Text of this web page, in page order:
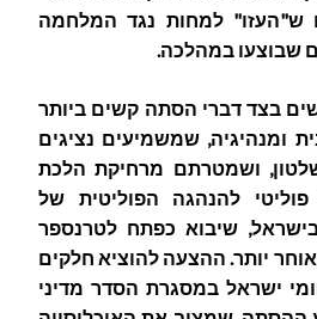
ש"העזו" למחות נגד המלחמה
שבוצעו במהלכה.
בצד דברי הסתה קשים ביותר
ומנהיגיה, שמשמיעים נציגים
ושמטרתם מרחיקת הלכת
להנהגה הפוליטית של
שיבוא כפתח לטרנספר
יותר. ההצעה להוציא חלקים
ישראל במסגרת הסדר מדיני